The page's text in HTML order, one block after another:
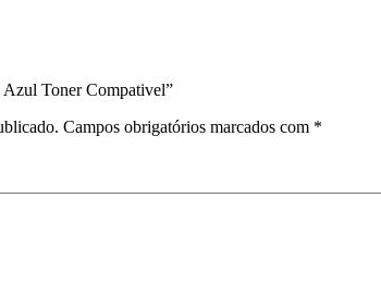
Toner Compativel”
Campos obrigatórios marcados com *